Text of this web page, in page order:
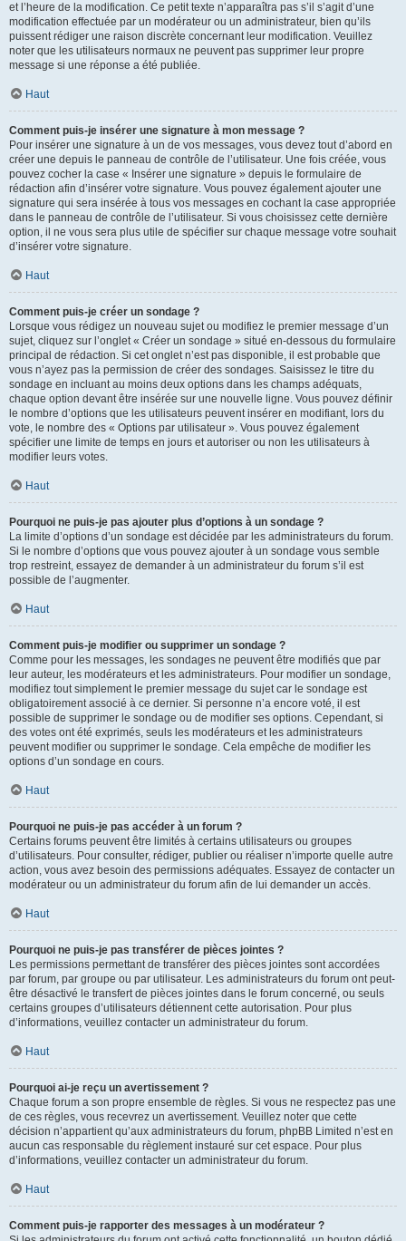
et l’heure de la modification. Ce petit texte n’apparaîtra pas s’il s’agit d’une
modification effectuée par un modérateur ou un administrateur, bien qu’ils
puissent rédiger une raison discrète concernant leur modification. Veuillez
noter que les utilisateurs normaux ne peuvent pas supprimer leur propre
message si une réponse a été publiée.
Haut
Comment puis-je insérer une signature à mon message ?
Pour insérer une signature à un de vos messages, vous devez tout d’abord en
créer une depuis le panneau de contrôle de l’utilisateur. Une fois créée, vous
pouvez cocher la case « Insérer une signature » depuis le formulaire de
rédaction afin d’insérer votre signature. Vous pouvez également ajouter une
signature qui sera insérée à tous vos messages en cochant la case appropriée
dans le panneau de contrôle de l’utilisateur. Si vous choisissez cette dernière
option, il ne vous sera plus utile de spécifier sur chaque message votre souhait
d’insérer votre signature.
Haut
Comment puis-je créer un sondage ?
Lorsque vous rédigez un nouveau sujet ou modifiez le premier message d’un
sujet, cliquez sur l’onglet « Créer un sondage » situé en-dessous du formulaire
principal de rédaction. Si cet onglet n’est pas disponible, il est probable que
vous n’ayez pas la permission de créer des sondages. Saisissez le titre du
sondage en incluant au moins deux options dans les champs adéquats,
chaque option devant être insérée sur une nouvelle ligne. Vous pouvez définir
le nombre d’options que les utilisateurs peuvent insérer en modifiant, lors du
vote, le nombre des « Options par utilisateur ». Vous pouvez également
spécifier une limite de temps en jours et autoriser ou non les utilisateurs à
modifier leurs votes.
Haut
Pourquoi ne puis-je pas ajouter plus d’options à un sondage ?
La limite d’options d’un sondage est décidée par les administrateurs du forum.
Si le nombre d’options que vous pouvez ajouter à un sondage vous semble
trop restreint, essayez de demander à un administrateur du forum s’il est
possible de l’augmenter.
Haut
Comment puis-je modifier ou supprimer un sondage ?
Comme pour les messages, les sondages ne peuvent être modifiés que par
leur auteur, les modérateurs et les administrateurs. Pour modifier un sondage,
modifiez tout simplement le premier message du sujet car le sondage est
obligatoirement associé à ce dernier. Si personne n’a encore voté, il est
possible de supprimer le sondage ou de modifier ses options. Cependant, si
des votes ont été exprimés, seuls les modérateurs et les administrateurs
peuvent modifier ou supprimer le sondage. Cela empêche de modifier les
options d’un sondage en cours.
Haut
Pourquoi ne puis-je pas accéder à un forum ?
Certains forums peuvent être limités à certains utilisateurs ou groupes
d’utilisateurs. Pour consulter, rédiger, publier ou réaliser n’importe quelle autre
action, vous avez besoin des permissions adéquates. Essayez de contacter un
modérateur ou un administrateur du forum afin de lui demander un accès.
Haut
Pourquoi ne puis-je pas transférer de pièces jointes ?
Les permissions permettant de transférer des pièces jointes sont accordées
par forum, par groupe ou par utilisateur. Les administrateurs du forum ont peut-
être désactivé le transfert de pièces jointes dans le forum concerné, ou seuls
certains groupes d’utilisateurs détiennent cette autorisation. Pour plus
d’informations, veuillez contacter un administrateur du forum.
Haut
Pourquoi ai-je reçu un avertissement ?
Chaque forum a son propre ensemble de règles. Si vous ne respectez pas une
de ces règles, vous recevrez un avertissement. Veuillez noter que cette
décision n’appartient qu’aux administrateurs du forum, phpBB Limited n’est en
aucun cas responsable du règlement instauré sur cet espace. Pour plus
d’informations, veuillez contacter un administrateur du forum.
Haut
Comment puis-je rapporter des messages à un modérateur ?